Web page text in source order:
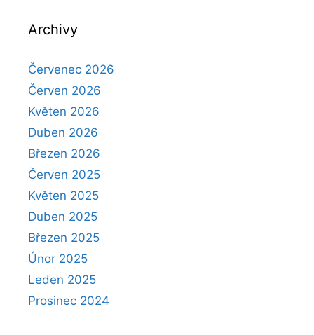
Archivy
Červenec 2026
Červen 2026
Květen 2026
Duben 2026
Březen 2026
Červen 2025
Květen 2025
Duben 2025
Březen 2025
Únor 2025
Leden 2025
Prosinec 2024